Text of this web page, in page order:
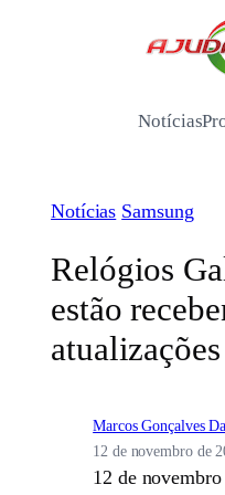
Notícias
Notícias Samsung
Relógios
estão
atualizações
Marcos Gonçalves
12 de novembro de
12 de